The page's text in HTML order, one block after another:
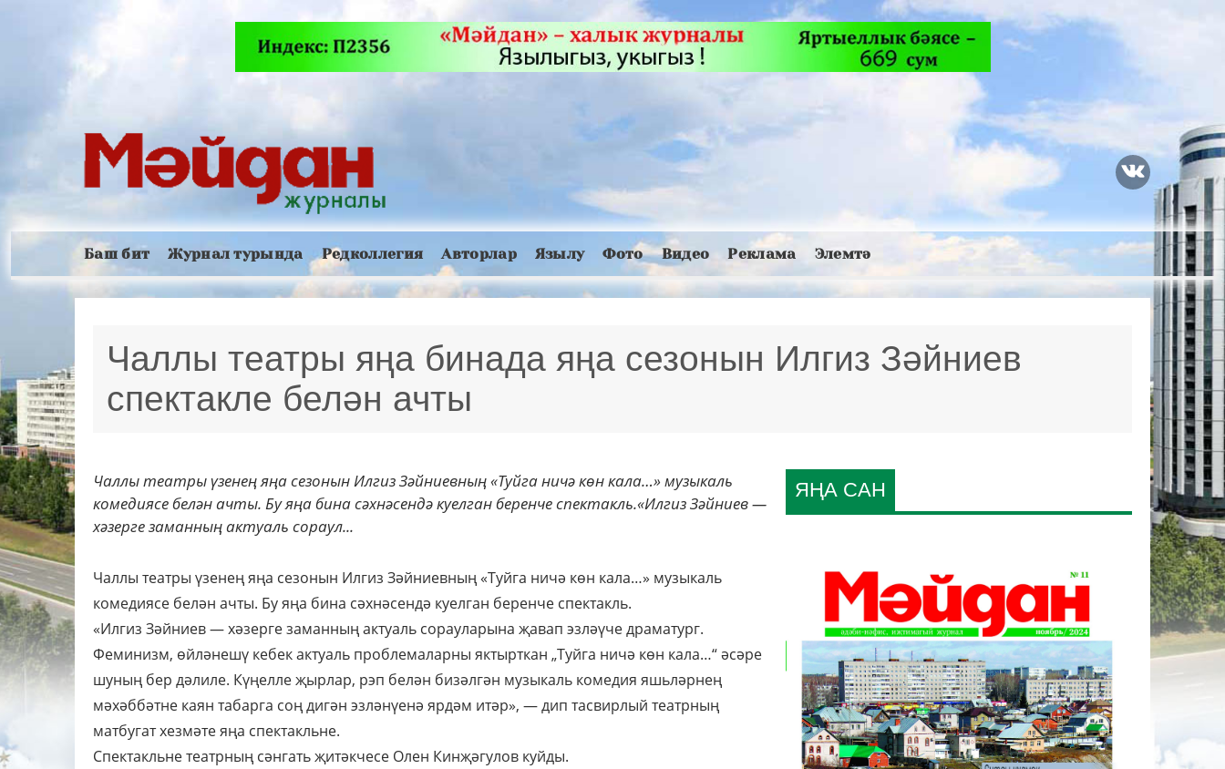
Баш бит Журнал турында Редколлегия Авторлар Язылу Фото Видео Реклама Элемтә
Чаллы театры яңа бинада яңа сезонын Илгиз Зәйниев
спектакле белән ачты
Чаллы театры үзенең яңа сезонын Илгиз Зәйниевның «Туйга ничә көн кала…» музыкаль
комедиясе белән ачты. Бу яңа бина сәхнәсендә куелган беренче спектакль.«Илгиз Зәйниев —
хәзерге заманның актуаль сораул...
Чаллы театры үзенең яңа сезонын Илгиз Зәйниевның «Туйга ничә көн кала…» музыкаль
комедиясе белән ачты. Бу яңа бина сәхнәсендә куелган беренче спектакль.
«Илгиз Зәйниев — хәзерге заманның актуаль сорауларына җавап эзләүче драматург.
Феминизм, өйләнешү кебек актуаль проблемаларны яктырткан „Туйга ничә көн кала…“ әсәре
шуның бер дәлиле. Күңелле җырлар, рэп белән бизәлгән музыкаль комедия яшьләрнең
мәхәббәтне каян табарга соң дигән эзләнүенә ярдәм итәр», — дип тасвирлый театрның
матбугат хезмәте яңа спектакльне.
Спектакльне театрның сәнгать җитәкчесе Олен Кинҗәгулов куйды.
ЯҢА САН